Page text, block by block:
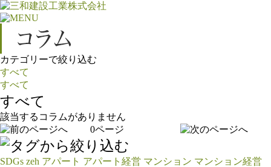
カテゴリーで絞り込む
すべて
すべて
すべて
該当するコラムがありません
0ページ
SDGs zeh アパート アパート経営 マンション マンション経営